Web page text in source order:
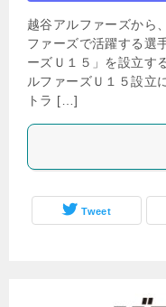
越谷アルファーズから
ファーズで活躍する選
ーズＵ１５」を設立す
ルファーズＵ１５設立
トラ […]
Tweet